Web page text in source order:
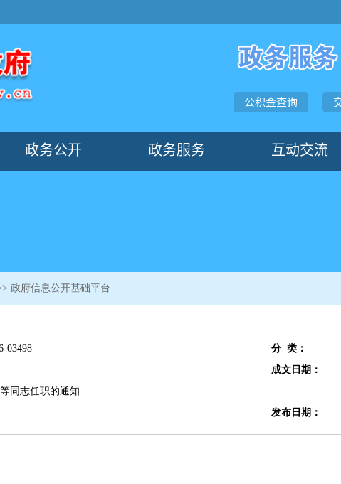
政府信息公开基础平台
03498 分 类：
成文日期：
同志任职的通知
发布日期：